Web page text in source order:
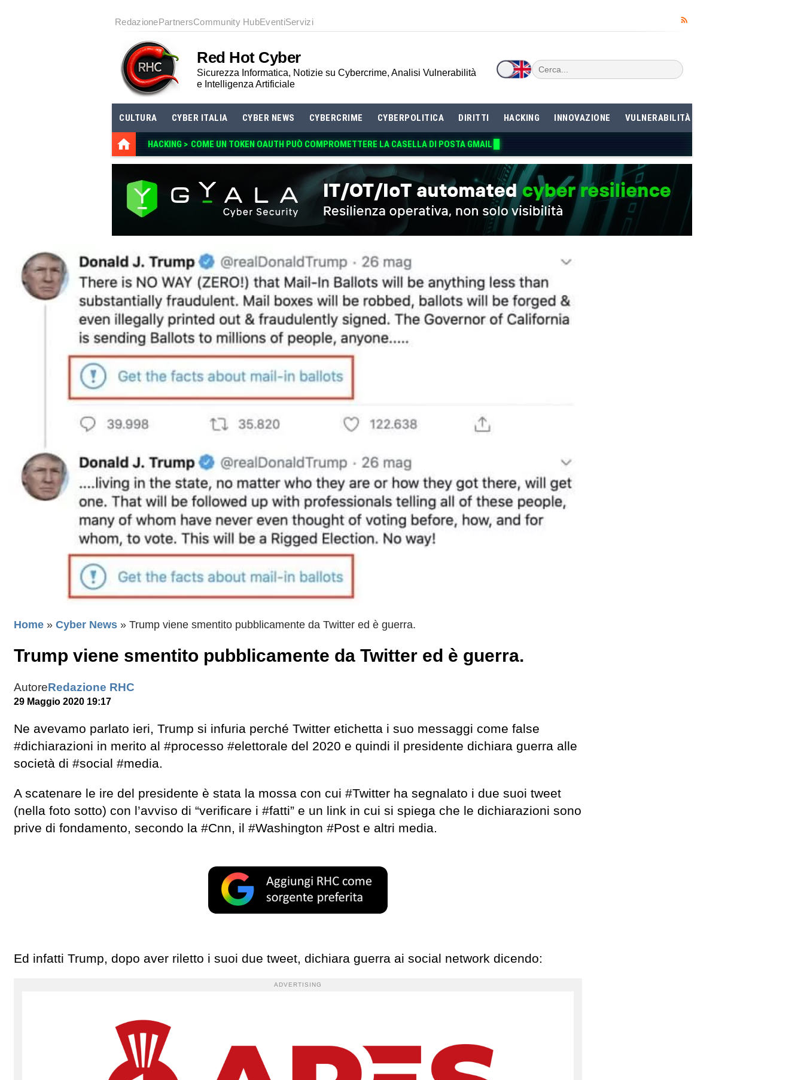
RedazionePartnersCommunity HubEventiServizi
Red Hot Cyber
Sicurezza Informatica, Notizie su Cybercrime, Analisi Vulnerabilità
e Intelligenza Artificiale
CULTURA CYBER ITALIA CYBER NEWS CYBERCRIME CYBERPOLITICA DIRITTI HACKING INNOVAZIONE VULNERABILITÀ
HACKING > COME UN TOKEN OAUTH PUÒ COMPROMETTERE LA
Home » Cyber News » Trump viene smentito pubblicamente da Twitter ed è guerra.
Trump viene smentito pubblicamente da Twitter ed è guerra.
AutoreRedazione RHC
29 Maggio 2020 19:17
Ne avevamo parlato ieri, Trump si infuria perché Twitter etichetta i suo messaggi come false
#dichiarazioni in merito al #processo #elettorale del 2020 e quindi il presidente dichiara guerra alle
società di #social #media.
A scatenare le ire del presidente è stata la mossa con cui #Twitter ha segnalato i due suoi tweet
(nella foto sotto) con l’avviso di “verificare i #fatti” e un link in cui si spiega che le dichiarazioni sono
prive di fondamento, secondo la #Cnn, il #Washington #Post e altri media.
Ed infatti Trump, dopo aver riletto i suoi due tweet, dichiara guerra ai social network dicendo:
ADVERTISING